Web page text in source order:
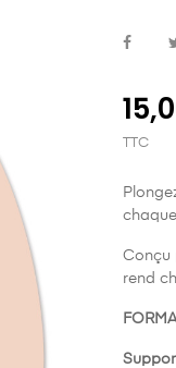
TTC
Conçu
rend